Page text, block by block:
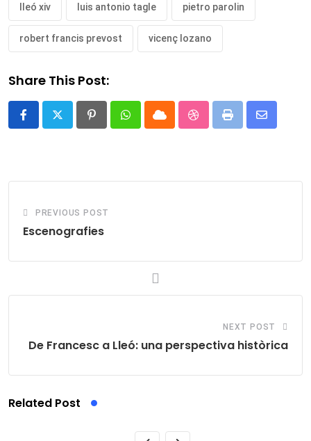
lleó xiv luis antonio tagle pietro parolin
robert francis prevost vicenç lozano
Share This Post:
PinterestWhatsappCloud StumbleUpon
Print
Share
PREVIOUS POST
Escenografies
NEXT POST
De Francesc a Lleó: una perspectiva històrica
Related Post